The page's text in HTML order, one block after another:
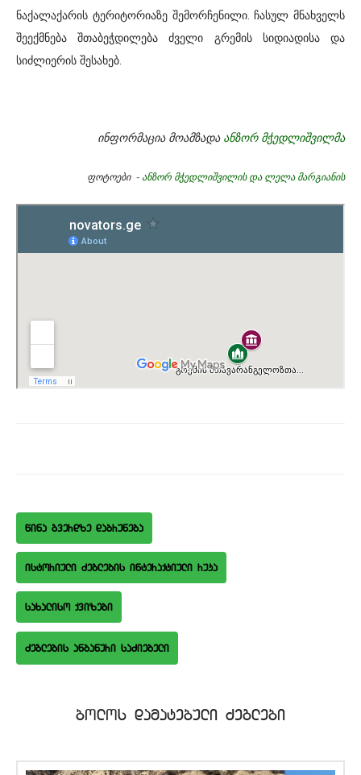
ნაქალაქარის ტერიტორიაზე შემორჩენილი. ჩასულ მნახველს
შეექმნება შთაბეჭდილება ძველი გრემის სიდიადისა და
სიძლიერის შესახებ.
ინფორმაცია მოამზადა ანზორ მჭედლიშვილმა
ფოტოები - ანზორ მჭედლიშვილის და ლელა მარგიანის
wina gverdze dabruneba
istoriuli Zeglebis interaqtiuli ruka
saxaliso qvizebi
bolos damatebuli Zeglebi